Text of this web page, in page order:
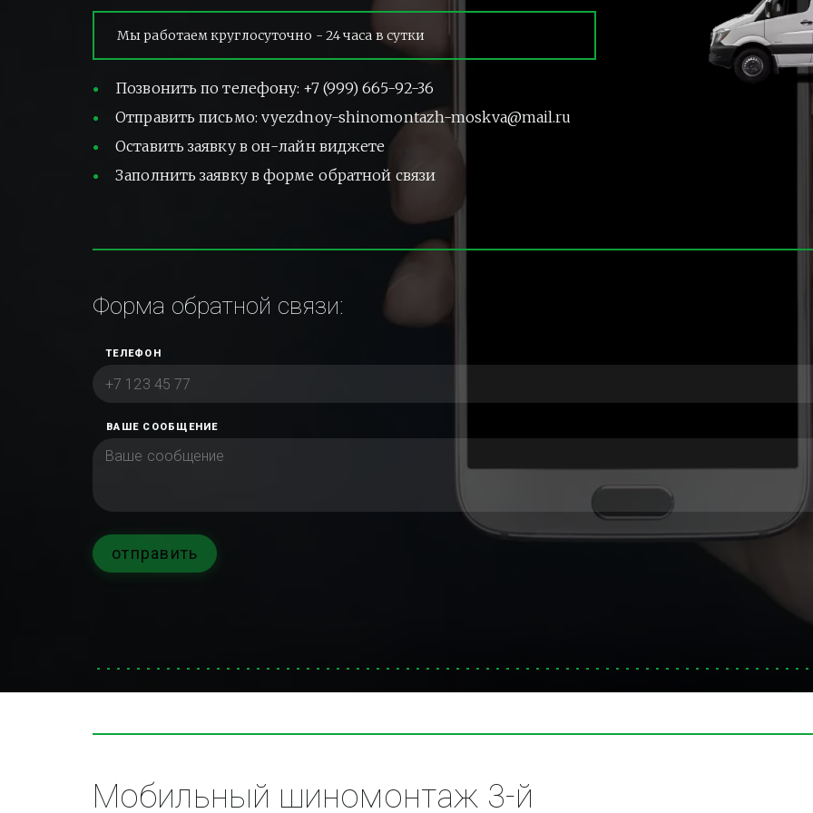
Мы работаем круглосуточно - 24 часа в сутки
Позвонить по телефону: +7 (999) 665-92-36
Отправить письмо: vyezdnoy-shinomontazh-moskva@mail.ru
Оставить заявку в он-лайн виджете
Заполнить заявку в форме обратной связи
Форма обратной связи:
ТЕЛЕФОН
ВАШЕ СООБЩЕНИЕ
отправить
Мобильный шиномонтаж 3-й